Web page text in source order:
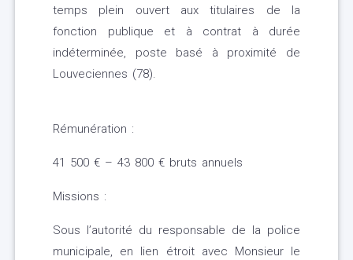
temps plein ouvert aux titulaires de la
fonction publique et à contrat à durée
indéterminée, poste basé à proximité de
Louveciennes (78).
Rémunération :
41 500 € – 43 800 € bruts annuels
Missions :
Sous l’autorité du responsable de la police
municipale, en lien étroit avec Monsieur le